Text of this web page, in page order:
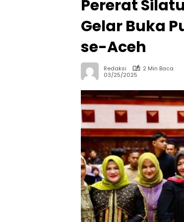
Pererat
Gelar Buka
se-Aceh
Redaksi
2 Min Baca
03/25/2025